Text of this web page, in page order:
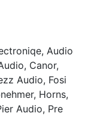
, Audio
, Canor,
Audio, Fosi
, Horns,
Audio, Pre